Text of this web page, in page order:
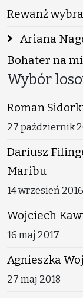
Rewanż
Ariana
Bohater na
Wybór
Roman
27 październik
Dariusz
Maribu
14 wrzesień 2016
Wojciech
16 maj 2017
Agnieszka
27 maj 2018